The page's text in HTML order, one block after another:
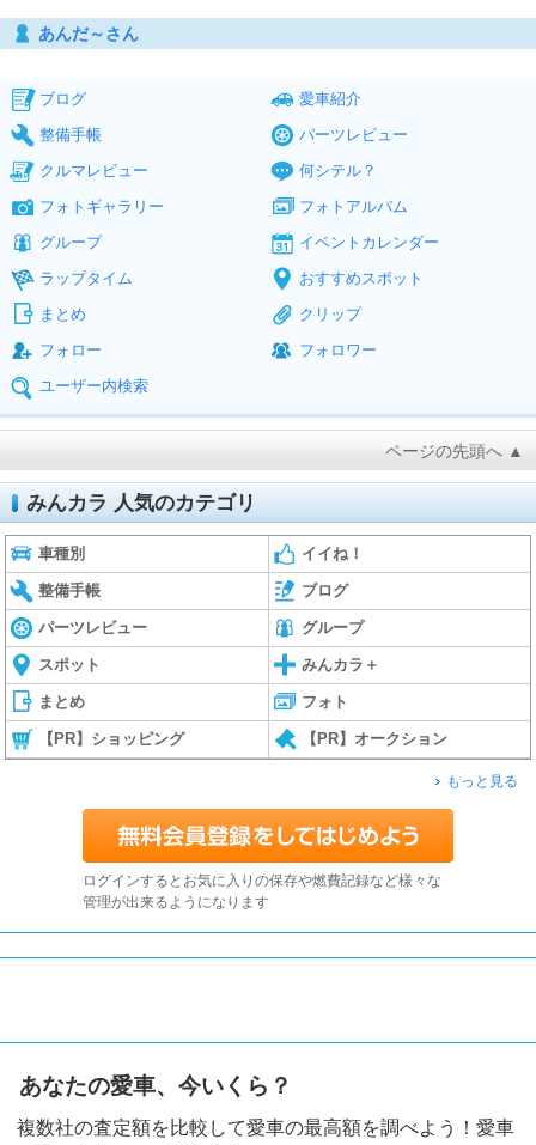
あんだ～さん
ブログ
愛車紹介
整備手帳
パーツレビュー
クルマレビュー
何シテル？
フォトギャラリー
フォトアルバム
グループ
イベントカレンダー
ラップタイム
おすすめスポット
まとめ
クリップ
フォロー
フォロワー
ユーザー内検索
ページの先頭へ ▲
みんカラ 人気のカテゴリ
車種別 イイね！
整備手帳 ブログ
パーツレビュー グループ
スポット みんカラ＋
まとめ フォト
【PR】ショッピング 【PR】オークション
もっと見る
ログインするとお気に入りの保存や燃費記録など様々な
管理が出来るようになります
あなたの愛車、今いくら？
複数社の査定額を比較して愛車の最高額を調べよう！愛車